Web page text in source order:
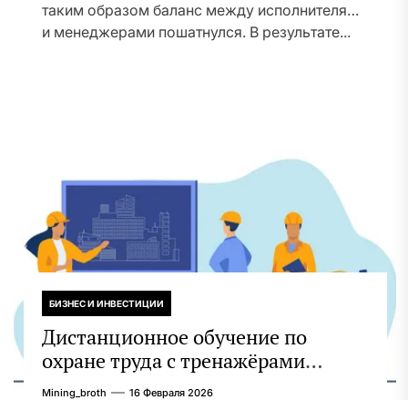
таким образом баланс между исполнителями
и менеджерами пошатнулся. В результате...
БИЗНЕС И ИНВЕСТИЦИИ
Дистанционное обучение по
охране труда с тренажёрами
онлайн
Mining_broth 16 Февраля 2026